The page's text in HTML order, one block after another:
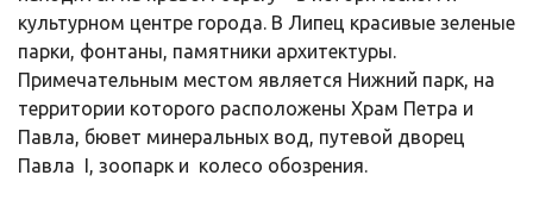
культурном центре города. В Липец красивые зеленые
парки, фонтаны, памятники архитектуры.
Примечательным местом является Нижний парк, на
территории которого расположены Храм Петра и
Павла, бювет минеральных вод, путевой дворец
Павла I, зоопарк и колесо обозрения.